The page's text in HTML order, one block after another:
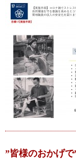
”皆様のおかげ